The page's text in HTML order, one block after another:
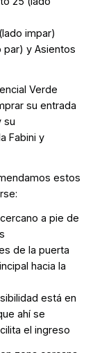
impar)
par) y Asientos
Verde
su entrada
su
Fabini y
estos
a pie de
de la puerta
hacia la
está en
ahí se
el ingreso